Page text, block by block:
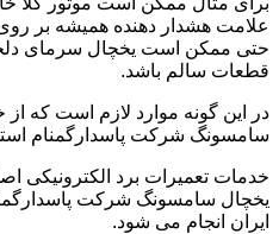
علامت هشدار دهنده همیشه بر
حتی ممکن است یخچال سرمای
قطعات سالم باشد.
در این گونه موارد لازم است که
سامسونگ شرکت پاسدارگمنام
خدمات تعمیرات برد الکترونیکی
یخچال سامسونگ شرکت
ایران انجام می شود.